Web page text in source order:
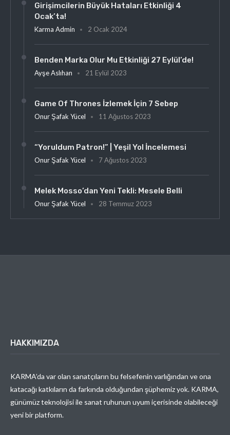
Girişimcilerin Büyük Hataları Etkinliği 4
Ocak’ta!
Karma Admin 2 Ocak 2024
Benden Marka Olur Mu Etkinliği 27 Eylül’de!
Ayşe Aslıhan 21 Eylül 2023
Game Of Thrones İzlemek İçin 7 Sebep
Onur Şafak Yücel 11 Ağustos 2023
“Yoruldum Patron!” | Yeşil Yol İncelemesi
Onur Şafak Yücel 7 Ağustos 2023
Melek Mosso’dan Yeni Tekli: Mesele Belli
Onur Şafak Yücel 28 Temmuz 2023
HAKKIMIZDA
KARMA’da var olan sanatçıların bu felsefenin varlığından ve ona
katacağı katkıların da farkında olduğundan şüphemiz yok. KARMA,
günümüz teknolojisi ile sanat ruhunun uyum içerisinde olabileceği
yeni bir platform.